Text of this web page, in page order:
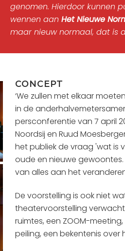
genomen. Hierdoor kunnen
wennen aan Het Nieuwe
maar nieuw normaal, dat is
CONCEPT
‘We zullen met elkaar
in de
persconferentie van 7 april
Noordsij en Ruud
het publiek de vraag 'wat is
oude en nieuwe gewoontes.
van alles aan het
De voorstelling is ook niet
theatervoorstelling
ruimtes, een ZOOM-
peiling, een bekentenis over